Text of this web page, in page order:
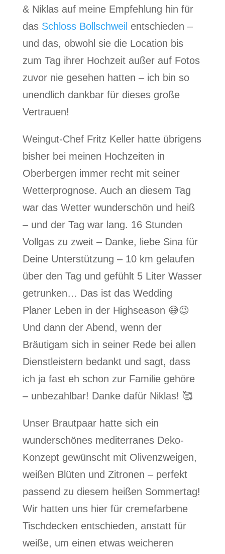
& Niklas auf meine Empfehlung hin für
das Schloss Bollschweil entschieden –
und das, obwohl sie die Location bis
zum Tag ihrer Hochzeit außer auf Fotos
zuvor nie gesehen hatten – ich bin so
unendlich dankbar für dieses große
Vertrauen!
Weingut-Chef Fritz Keller hatte übrigens
bisher bei meinen Hochzeiten in
Oberbergen immer recht mit seiner
Wetterprognose. Auch an diesem Tag
war das Wetter wunderschön und heiß
– und der Tag war lang. 16 Stunden
Vollgas zu zweit – Danke, liebe Sina für
Deine Unterstützung – 10 km gelaufen
über den Tag und gefühlt 5 Liter Wasser
getrunken… Das ist das Wedding
Planer Leben in der Highseason 😅😉
Und dann der Abend, wenn der
Bräutigam sich in seiner Rede bei allen
Dienstleistern bedankt und sagt, dass
ich ja fast eh schon zur Familie gehöre
– unbezahlbar! Danke dafür Niklas! 🥰
Unser Brautpaar hatte sich ein
wunderschönes mediterranes Deko-
Konzept gewünscht mit Olivenzweigen,
weißen Blüten und Zitronen – perfekt
passend zu diesem heißen Sommertag!
Wir hatten uns hier für cremefarbene
Tischdecken entschieden, anstatt für
weiße, um einen etwas weicheren